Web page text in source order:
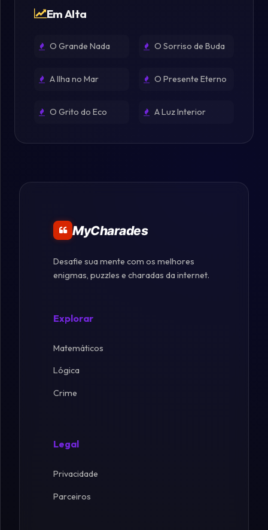
Em Alta
O Grande Nada O Sorriso de Buda
A Ilha no Mar O Presente Eterno
O Grito do Eco A Luz Interior
MyCharades
Desafie sua mente com os melhores
enigmas, puzzles e charadas da internet.
Explorar
Matemáticos
Lógica
Crime
Legal
Privacidade
Parceiros